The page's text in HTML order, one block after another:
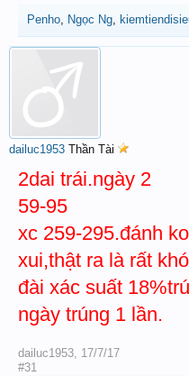
Penho, Ngọc Ng,
dailuc1953 Thần Tài
2dai trái.ngày 2
59-95
xc 259-295.đánh
xui,thật ra là rất
đài xác suất
ngày trúng 1 lần.
dailuc1953, 17/7/17
#31